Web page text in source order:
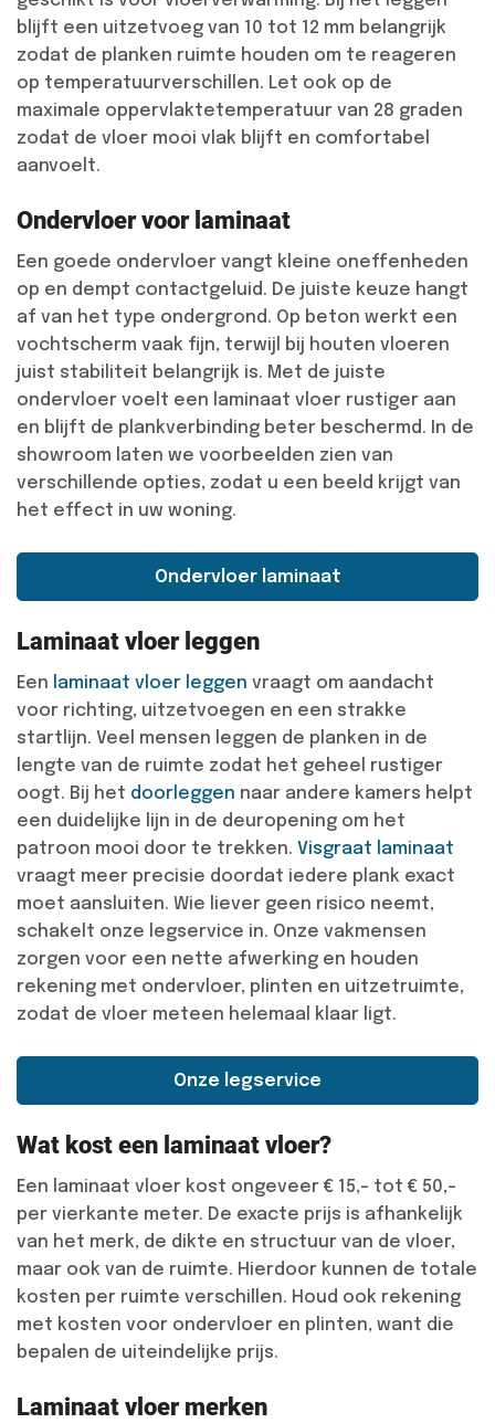
blijft een uitzetvoeg van 10 tot 12 mm belangrijk
zodat de planken ruimte houden om te reageren
op temperatuurverschillen. Let ook op de
maximale oppervlaktetemperatuur van 28 graden
zodat de vloer mooi vlak blijft en comfortabel
aanvoelt.
Ondervloer voor laminaat
Een goede ondervloer vangt kleine oneffenheden
op en dempt contactgeluid. De juiste keuze hangt
af van het type ondergrond. Op beton werkt een
vochtscherm vaak fijn, terwijl bij houten vloeren
juist stabiliteit belangrijk is. Met de juiste
ondervloer voelt een laminaat vloer rustiger aan
en blijft de plankverbinding beter beschermd. In de
showroom laten we voorbeelden zien van
verschillende opties, zodat u een beeld krijgt van
het effect in uw woning.
Ondervloer laminaat
Laminaat vloer leggen
Een laminaat vloer leggen vraagt om aandacht
voor richting, uitzetvoegen en een strakke
startlijn. Veel mensen leggen de planken in de
lengte van de ruimte zodat het geheel rustiger
oogt. Bij het doorleggen naar andere kamers helpt
een duidelijke lijn in de deuropening om het
patroon mooi door te trekken. Visgraat laminaat
vraagt meer precisie doordat iedere plank exact
moet aansluiten. Wie liever geen risico neemt,
schakelt onze legservice in. Onze vakmensen
zorgen voor een nette afwerking en houden
rekening met ondervloer, plinten en uitzetruimte,
zodat de vloer meteen helemaal klaar ligt.
Onze legservice
Wat kost een laminaat vloer?
Een laminaat vloer kost ongeveer € 15,- tot € 50,-
per vierkante meter. De exacte prijs is afhankelijk
van het merk, de dikte en structuur van de vloer,
maar ook van de ruimte. Hierdoor kunnen de totale
kosten per ruimte verschillen. Houd ook rekening
met kosten voor ondervloer en plinten, want die
bepalen de uiteindelijke prijs.
Laminaat vloer merken